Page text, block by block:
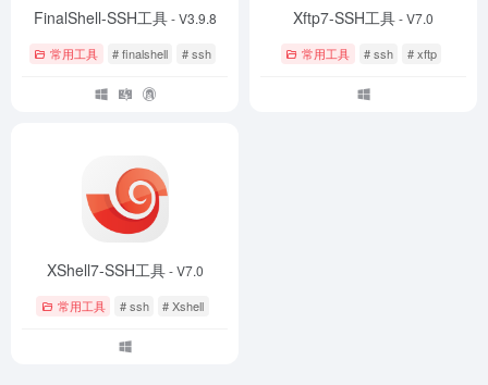
FinalShell-SSH工具- V3.9.8
常用工具 # finalshell # ssh
Xftp7-SSH工具- V7.0
常用工具 # ssh # xftp
XShell7-SSH工具- V7.0
常用工具 # ssh # Xshell